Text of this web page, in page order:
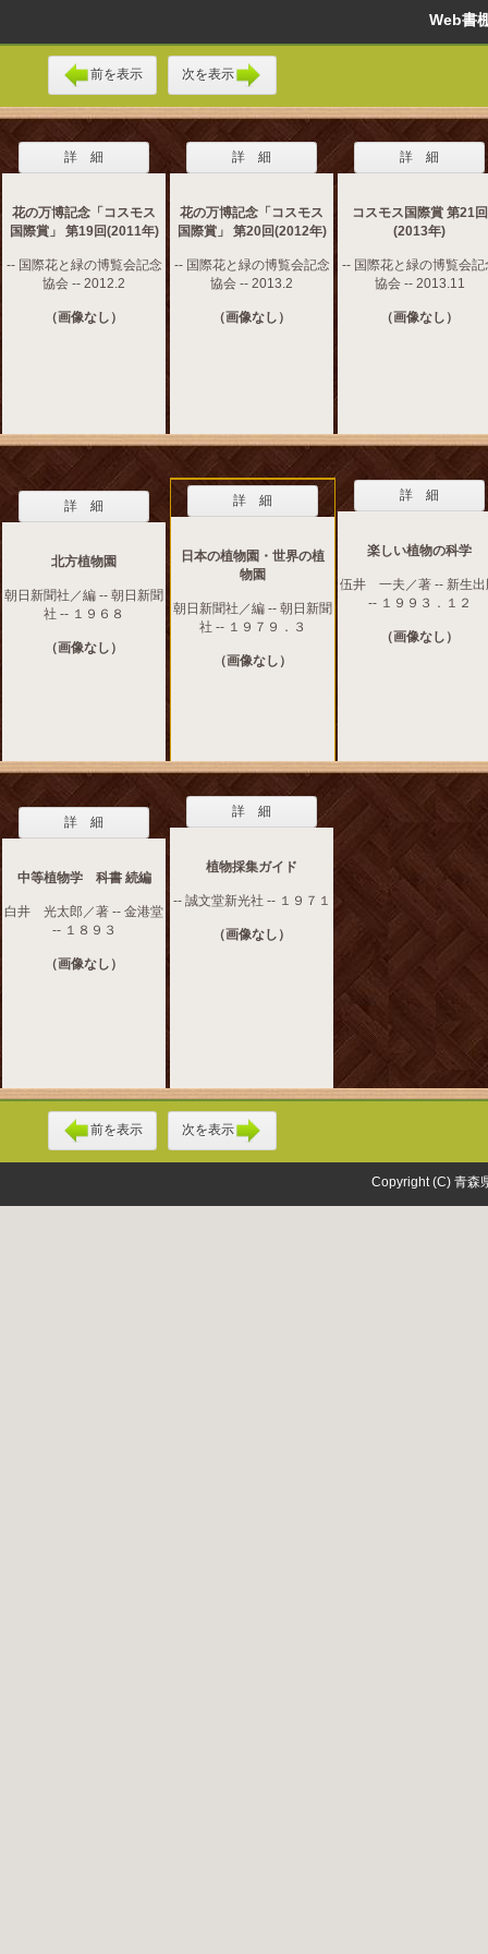
Web
前を表示 次を表示
詳 細
花の万博記念「コスモス
国際賞」 第19回(2011年)
-- 国際花と緑の博覧会記念
協会 -- 2012.2
（画像なし）
詳 細
花の万博記念「コスモス
国際賞」 第20回(2012年)
-- 国際花と緑の博覧会記念
協会 -- 2013.2
（画像なし）
詳 細
コスモス国際賞 第21回
(2013年)
-- 国際花と緑の博覧会記
協会 -- 2013.11
（画像なし）
詳 細
北方植物園
朝日新聞社／編 -- 朝日新聞
社 -- １９６８
（画像なし）
詳 細
日本の植物園・世界の植
物園
朝日新聞社／編 -- 朝日新聞
社 -- １９７９．３
（画像なし）
詳 細
楽しい植物の科学
伍井 一夫／著 -- 新生出
-- １９９３．１２
（画像なし）
詳 細
中等植物学 科書 続編
白井 光太郎／著 -- 金港堂
-- １８９３
（画像なし）
詳 細
植物採集ガイド
-- 誠文堂新光社 -- １９７１
（画像なし）
前を表示 次を表示
Copyright (C) 青森